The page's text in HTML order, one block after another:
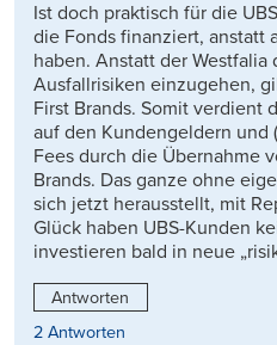
Ist doch praktisch für die
die Fonds finanziert, anstatt
haben. Anstatt der
Ausfallrisiken einzugehen,
First Brands. Somit verdient
auf den Kundengeldern und
Fees durch die Übernahme
Brands. Das ganze ohne
sich jetzt herausstellt, mit
Glück haben UBS-Kunden
investieren bald in neue
Antworten
2 Antworten